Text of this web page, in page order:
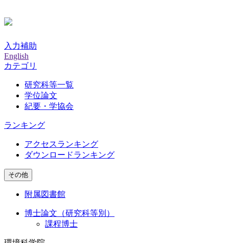
入力補助
English
カテゴリ
研究科等一覧
学位論文
紀要・学協会
ランキング
アクセスランキング
ダウンロードランキング
その他
附属図書館
博士論文（研究科等別）
課程博士